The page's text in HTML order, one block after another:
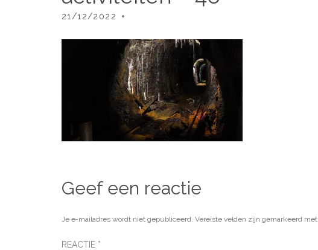
21/12/2022
Geef een reactie
Je e-mailadres wordt niet gepubliceerd. Vereiste velden zijn gemarkeerd met
REACTIE *